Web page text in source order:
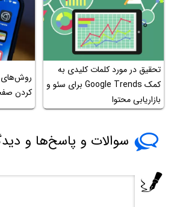
تحقیق در مورد کلمات کلیدی به
کمک Google Trends برای سئو و
بازاریابی محتوا
روش‌های
کردن
سوالات و پاسخ‌ها و